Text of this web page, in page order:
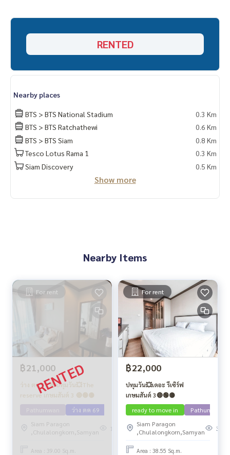
RENTED
Nearby places
BTS > BTS National Stadium
0.3 Km
BTS > BTS Ratchathewi
0.6 Km
BTS > BTS Siam
0.8 Km
Tesco Lotus Rama 1
0.3 Km
Siam Discovery
0.5 Km
Show more
Nearby Items
For rent
฿21,000
ว่าง ตค 69 🔴ปทุมวัน💥The
reserve เกษมสันต์ 3 🔴🟢🟡
ว่าง ตค 69
Siam Paragon
,Chulalongkorn,Samyan
Area : 39.00 Sq.m.
For rent
฿22,000
ปทุมวัน💥เดอะ รีเซิร์ฟ
เกษมสันต์ 3🔴🟢🟡
ready to move in
Pathumwan
Siam Paragon
,Chulalongkorn,Samyan
35
Area : 38.55 Sq.m.